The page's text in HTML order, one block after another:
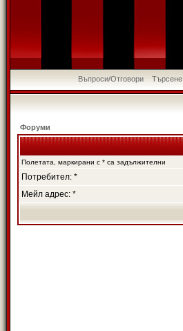
Въпроси/Отговори Търсене
Форуми
Полетата, маркирани с * са задължителни
Потребител: *
Мейл адрес: *